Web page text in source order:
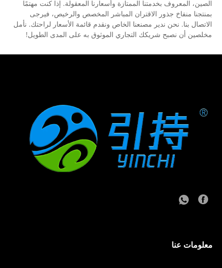
الصين، المعروف بخدمتنا الممتازة وأسعارنا المعقولة. إذا كنت مهتمًا
بمنتجنا منفاخ جذور الاقتران المباشر المخصص والرخيص، فيرجى
الاتصال بنا. نحن ندير مصنعنا الخاص ونقدم قائمة الأسعار لراحتك. نأمل
مخلصين أن نصبح شريكك التجاري الموثوق به على المدى الطويل!
معلومات عنا